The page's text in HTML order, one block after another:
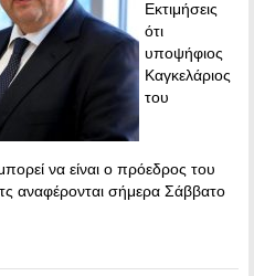
Εκτιμήσεις
ότι
υποψήφιος
Καγκελάριος
του
να είναι ο πρόεδρος του
αναφέρονται σήμερα Σάββατο